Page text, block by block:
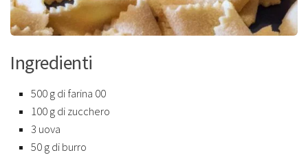
Ingredienti
500 g di farina 00
100 g di zucchero
3 uova
50 g di burro